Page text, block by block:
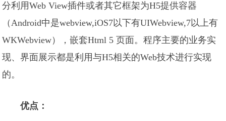
分利用Web View插件或者其它框架为H5提供容器
（Android中是webview,iOS7以下有UIWebview,7以上有
WKWebview），嵌套Html 5 页面。程序主要的业务实
现、界面展示都是利用与H5相关的Web技术进行实现
的。
优点：